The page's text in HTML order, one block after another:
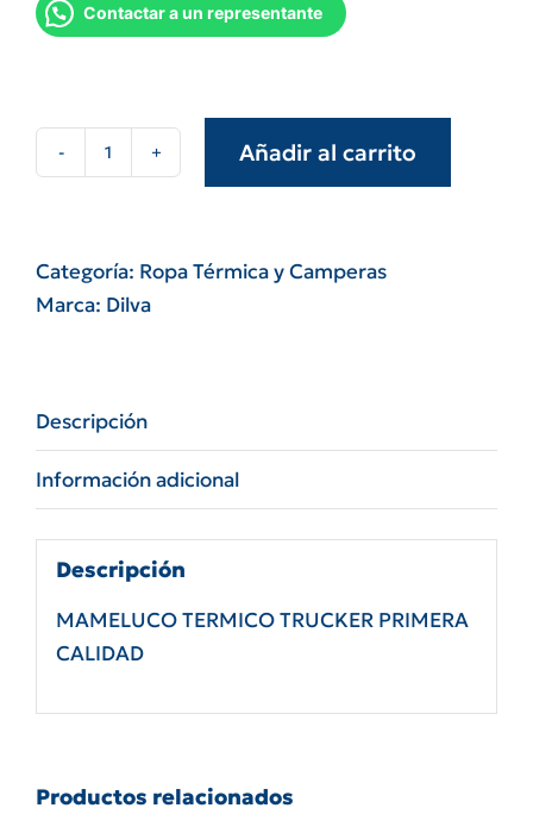
Contactar a un representante
Mameluco
Dilva
cantidad
Añadir al carrito
Categoría: Ropa Térmica y Camperas
Marca: Dilva
Descripción
Información adicional
Descripción
MAMELUCO TERMICO TRUCKER PRIMERA
CALIDAD
Productos relacionados